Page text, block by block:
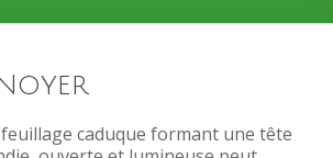
caduque formant une tête